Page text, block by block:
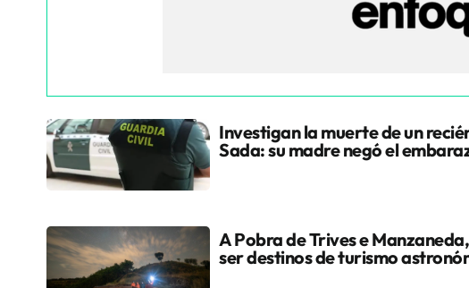
Investigan la muerte de un
Sada: su madre negó el
A Pobra de Trives e
ser destinos de turismo